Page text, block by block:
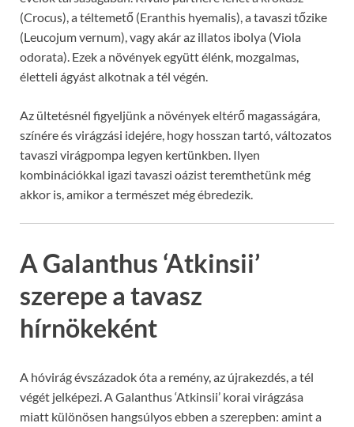
(Crocus), a téltemető (Eranthis hyemalis), a tavaszi tőzike
(Leucojum vernum), vagy akár az illatos ibolya (Viola
odorata). Ezek a növények együtt élénk, mozgalmas,
életteli ágyást alkotnak a tél végén.
Az ültetésnél figyeljünk a növények eltérő magasságára,
színére és virágzási idejére, hogy hosszan tartó, változatos
tavaszi virágpompa legyen kertünkben. Ilyen
kombinációkkal igazi tavaszi oázist teremthetünk még
akkor is, amikor a természet még ébredezik.
A Galanthus ‘Atkinsii’
szerepe a tavasz
hírnökeként
A hóvirág évszázadok óta a remény, az újrakezdés, a tél
végét jelképezi. A Galanthus ‘Atkinsii’ korai virágzása
miatt különösen hangsúlyos ebben a szerepben: amint a